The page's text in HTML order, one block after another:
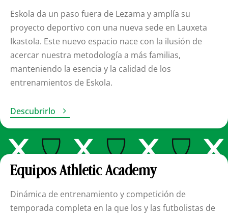
Eskola da un paso fuera de Lezama y amplía su
proyecto deportivo con una nueva sede en Lauxeta
Ikastola. Este nuevo espacio nace con la ilusión de
acercar nuestra metodología a más familias,
manteniendo la esencia y la calidad de los
entrenamientos de Eskola.
Descubrirlo 
Equipos Athletic Academy
Dinámica de entrenamiento y competición de
temporada completa en la que los y las futbolistas de